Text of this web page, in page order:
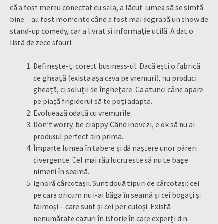
că a fost mereu conectat cu sala, a făcut lumea să se simtă
bine – au fost momente când a fost mai degrabă un show de
stand-up comedy, dar a livrat și informație utilă. A dat o
listă de zece sfauri:
Definește-ți corect business-ul. Dacă ești o fabrică
de gheață (exista așa ceva pe vremuri), nu produci
gheață, ci soluții de înghețare. Ca atunci când apare
pe piață frigiderul să te poți adapta.
Evoluează odată cu vremurile.
Don’t worry, be crappy. Când inovezi, e ok să nu ai
produsul perfect din prima.
Împarte lumea în tabere și dă naștere unor păreri
divergente. Cel mai rău lucru este să nu te bage
nimeni în seamă.
Ignoră cârcotașii. Sunt două tipuri de cârcotași: cei
pe care oricum nu i-ai băga în seamă și cei bogați și
faimoși – care sunt și cei periculoși. Există
nenumărate cazuri în istorie în care experți din